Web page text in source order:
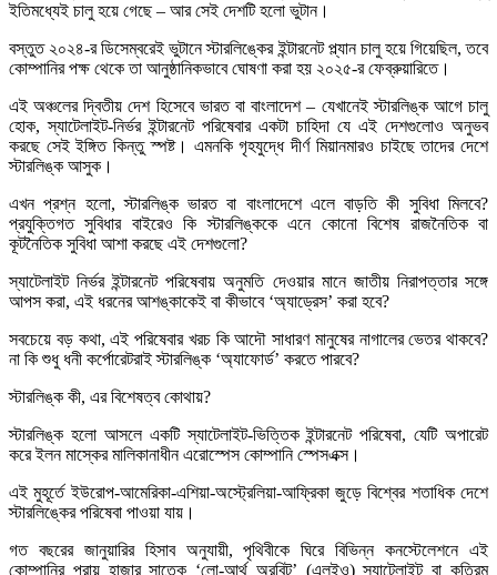
ইতিমধ্যেই চালু হয়ে গেছে – আর সেই দেশটি হলো ভুটান।
বস্তুত ২০২৪-র ডিসেম্বরেই ভুটানে স্টারলিঙ্কের ইন্টারনেট প্ল্যান চালু হয়ে গিয়েছিল, তবে
কোম্পানির পক্ষ থেকে তা আনুষ্ঠানিকভাবে ঘোষণা করা হয় ২০২৫-র ফেব্রুয়ারিতে।
এই অঞ্চলের দ্বিতীয় দেশ হিসেবে ভারত বা বাংলাদেশ – যেখানেই স্টারলিঙ্ক আগে চালু
হোক, স্যাটেলাইট-নির্ভর ইন্টারনেট পরিষেবার একটা চাহিদা যে এই দেশগুলোও অনুভব
করছে সেই ইঙ্গিত কিন্তু স্পষ্ট। এমনকি গৃহযুদ্ধে দীর্ণ মিয়ানমারও চাইছে তাদের দেশে
স্টারলিঙ্ক আসুক।
এখন প্রশ্ন হলো, স্টারলিঙ্ক ভারত বা বাংলাদেশে এলে বাড়তি কী সুবিধা মিলবে?
প্রযুক্তিগত সুবিধার বাইরেও কি স্টারলিঙ্ককে এনে কোনো বিশেষ রাজনৈতিক বা
কূটনৈতিক সুবিধা আশা করছে এই দেশগুলো?
স্যাটেলাইট নির্ভর ইন্টারনেট পরিষেবায় অনুমতি দেওয়ার মানে জাতীয় নিরাপত্তার সঙ্গে
আপস করা, এই ধরনের আশঙ্কাকেই বা কীভাবে ‘অ্যাড্রেস’ করা হবে?
সবচেয়ে বড় কথা, এই পরিষেবার খরচ কি আদৌ সাধারণ মানুষের নাগালের ভেতর থাকবে?
না কি শুধু ধনী কর্পোরেটরাই স্টারলিঙ্ক ‘অ্যাফোর্ড’ করতে পারবে?
স্টারলিঙ্ক কী, এর বিশেষত্ব কোথায়?
স্টারলিঙ্ক হলো আসলে একটি স্যাটেলাইট-ভিত্তিক ইন্টারনেট পরিষেবা, যেটি অপারেট
করে ইলন মাস্কের মালিকানাধীন এরোস্পেস কোম্পানি স্পেসএক্স।
এই মুহূর্তে ইউরোপ-আমেরিকা-এশিয়া-অস্ট্রেলিয়া-আফ্রিকা জুড়ে বিশ্বের শতাধিক দেশে
স্টারলিঙ্কের পরিষেবা পাওয়া যায়।
গত বছরের জানুয়ারির হিসাব অনুযায়ী, পৃথিবীকে ঘিরে বিভিন্ন কনস্টেলেশনে এই
কোম্পানির প্রায় হাজার সাতেক ‘লো-আর্থ অরবিট’ (এলইও) স্যাটেলাইট বা কৃত্রিম